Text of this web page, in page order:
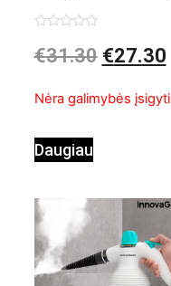
valiklis Klinmag
0
iš
€31.30 €27.30
Nėra galimybės įsigyti
Daugiau